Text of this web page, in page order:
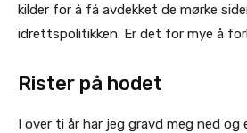
kilder for å få avdekket de mørke
idrettspolitikken. Er det for mye å
Rister på hodet
I over ti år har jeg gravd meg ned og